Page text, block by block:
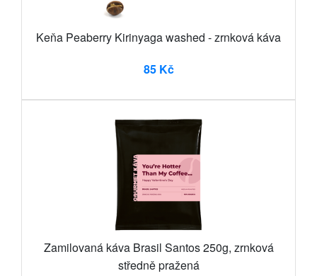
Keňa Peaberry Kirinyaga washed - zrnková káva
85 Kč
Zamilovaná káva Brasil Santos 250g, zrnková
středně pražená